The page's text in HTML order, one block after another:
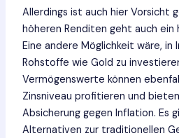
Allerdings ist auch hier Vorsicht
höheren Renditen geht auch ein
Eine andere Möglichkeit wäre, in
Rohstoffe wie Gold zu
Vermögenswerte können
Zinsniveau profitieren und
Absicherung gegen Inflation. Es
Alternativen zur traditionellen